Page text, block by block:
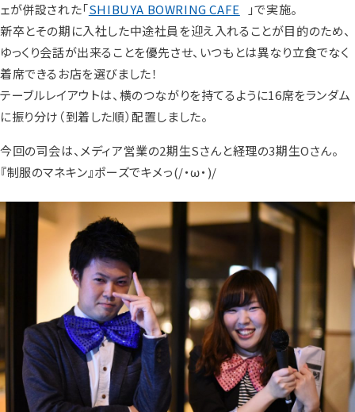
ェが併設された「SHIBUYA BOWRING CAFE
」で実施。
新卒とその期に入社した中途社員を迎え入れることが目的のため、
ゆっくり会話が出来ることを優先させ、いつもとは異なり立食でなく
着席できるお店を選びました！
テーブルレイアウトは、横のつながりを持てるように16席をランダム
に振り分け（到着した順）配置しました。
今回の司会は、メディア営業の2期生Sさんと経理の3期生Oさん。
『制服のマネキン』ポーズでキメっ(/・ω・)/